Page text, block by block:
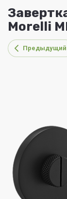
Morelli
Предыдущий